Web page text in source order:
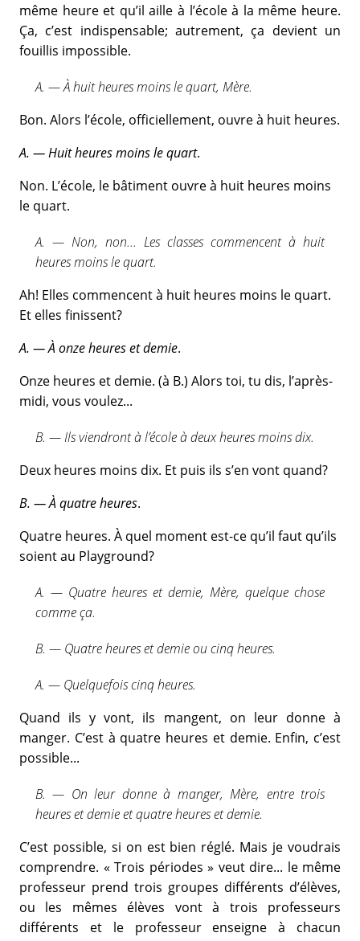
même heure et qu’il aille à l’école à la même heure.
Ça, c’est indispensable; autrement, ça devient un
fouillis impossible.
A. — À huit heures moins le quart, Mère.
Bon. Alors l’école, officiellement, ouvre à huit heures.
A. — Huit heures moins le quart.
Non. L’école, le bâtiment ouvre à huit heures moins
le quart.
A. — Non, non... Les classes commencent à huit
heures moins le quart.
Ah! Elles commencent à huit heures moins le quart.
Et elles finissent?
A. — À onze heures et demie.
Onze heures et demie. (à B.) Alors toi, tu dis, l’après-
midi, vous voulez...
B. — Ils viendront à l’école à deux heures moins dix.
Deux heures moins dix. Et puis ils s’en vont quand?
B. — À quatre heures.
Quatre heures. À quel moment est-ce qu’il faut qu’ils
soient au Playground?
A. — Quatre heures et demie, Mère, quelque chose
comme ça.
B. — Quatre heures et demie ou cinq heures.
A. — Quelquefois cinq heures.
Quand ils y vont, ils mangent, on leur donne à
manger. C’est à quatre heures et demie. Enfin, c’est
possible...
B. — On leur donne à manger, Mère, entre trois
heures et demie et quatre heures et demie.
C’est possible, si on est bien réglé. Mais je voudrais
comprendre. « Trois périodes » veut dire... le même
professeur prend trois groupes différents d’élèves,
ou les mêmes élèves vont à trois professeurs
différents et le professeur enseigne à chacun